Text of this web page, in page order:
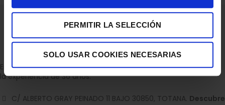
PERMITIR LA SELECCIÓN
SOLO USAR COOKIES NECESARIAS
Empresa dedicada a la venta de accesorios para el hogar con
la experiencia de 36 años.
C/ ALBERTO GRAY PEINADO 11 BAJO 30850, TOTANA. Descubre